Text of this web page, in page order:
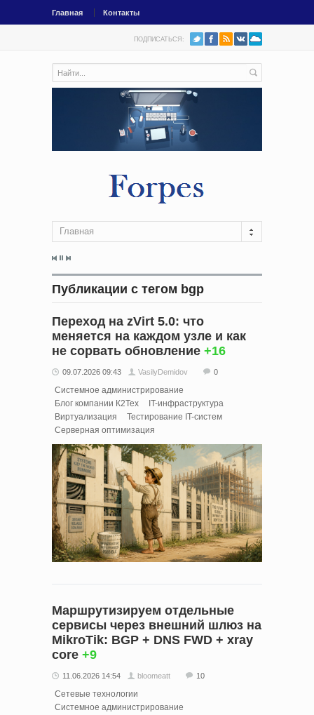
Главная Контакты
ПОДПИСАТЬСЯ:
Главная
Публикации с тегом bgp
Переход на zVirt 5.0: что
меняется на каждом узле и как
не сорвать обновление +16
09.07.2026 09:43 VasilyDemidov 0
Системное администрирование
Блог компании К2Тех
IT-инфраструктура
Виртуализация
Тестирование IT-систем
Серверная оптимизация
Маршрутизируем отдельные
сервисы через внешний шлюз на
MikroTik: BGP + DNS FWD + xray
core +9
11.06.2026 14:54 bloomeatt 10
Сетевые технологии
Системное администрирование